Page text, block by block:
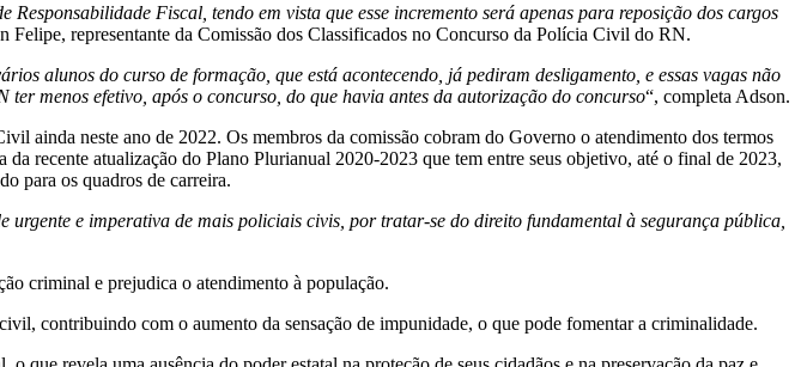
Fiscal, tendo em vista que esse incremento será apenas para reposição dos cargos
Felipe, representante da Comissão dos Classificados no Concurso da Polícia Civil do RN.
alunos do curso de formação, que está acontecendo, já pediram desligamento, e essas vagas não
menos efetivo, após o concurso, do que havia antes da autorização do concurso“, completa Adson.
ainda neste ano de 2022. Os membros da comissão cobram do Governo o atendimento dos termos
recente atualização do Plano Plurianual 2020-2023 que tem entre seus objetivo, até o final de 2023,
para os quadros de carreira.
e imperativa de mais policiais civis, por tratar-se do direito fundamental à segurança pública,
criminal e prejudica o atendimento à população.
contribuindo com o aumento da sensação de impunidade, o que pode fomentar a criminalidade.